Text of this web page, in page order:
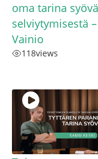
oma tarina
selviytymisestä
Vainio
118views